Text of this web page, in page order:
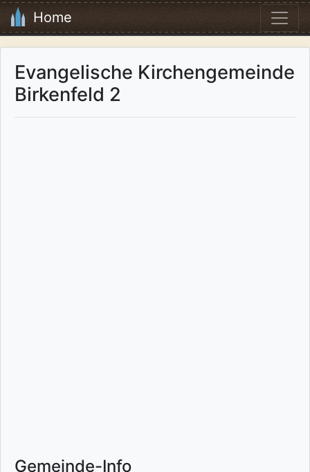
Home
Evangelische Kirchengemeinde
Birkenfeld 2
Gemeinde-Info